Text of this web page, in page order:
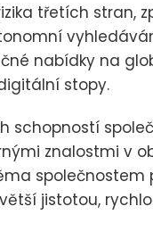
třetích stran,
nabídky na
stopy.
schopností
znalostmi v
jistotou,